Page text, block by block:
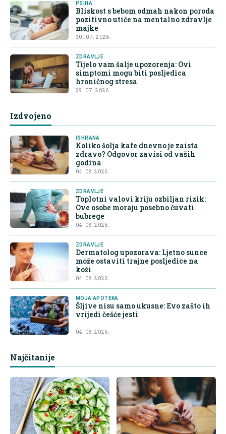
PSIHA
Bliskost s bebom odmah nakon poroda
pozitivno utiče na mentalno zdravlje
majke
30. 07. 2026.
ZDRAVLJE
Tijelo vam šalje upozorenja: Ovi
simptomi mogu biti posljedica
hroničnog stresa
29. 07. 2026.
Izdvojeno
ISHRANA
Koliko šolja kafe dnevno je zaista
zdravo? Odgovor zavisi od vaših
godina
04. 08. 2026.
ZDRAVLJE
Toplotni valovi kriju ozbiljan rizik:
Ove osobe moraju posebno čuvati
bubrege
04. 08. 2026.
ZDRAVLJE
Dermatolog upozorava: Ljetno sunce
može ostaviti trajne posljedice na
koži
04. 08. 2026.
MOJA APOTEKA
Šljive nisu samo ukusne: Evo zašto ih
vrijedi češće jesti
04. 08. 2026.
Najčitanije